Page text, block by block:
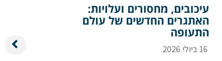
עיכובים, מחסורים ועלויות:
האתגרים החדשים של עולם
התעופה
16 ביולי 2026